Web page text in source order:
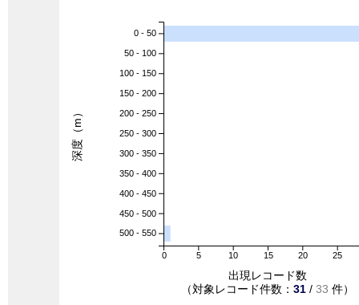
0 5 10 15 20 25
0 - 50
50 - 100
100 - 150
150 - 200
200 - 250
250 - 300
300 - 350
350 - 400
400 - 450
450 - 500
500 - 550
出現レコード数
（対象レコード件数： 31 / 33 件）
深度（m）